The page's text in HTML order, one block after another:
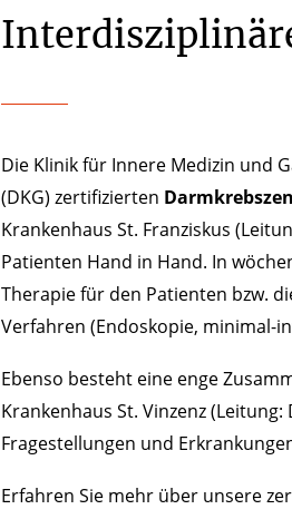
Die Klinik für Innere Medizin und
(DKG) zertifizierten
Krankenhaus St. Franziskus
Patienten Hand in Hand. In
Therapie für den Patienten bzw.
Verfahren (Endoskopie, minimal-
Ebenso besteht eine enge
Krankenhaus St. Vinzenz
Fragestellungen und
Erfahren Sie mehr über unsere